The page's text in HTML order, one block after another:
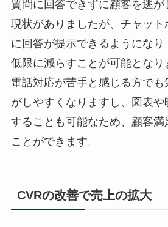
質問に回答できずに顧客を逃が
現状がありましたが、チャット
に回答が提示できるようにな
低限に減らすことが可能となり
電話対応が苦手と感じる方で
がしやすくなりますし、図表
することも可能なため、顧客満
ことができます。
CVRの改善で売上の拡大